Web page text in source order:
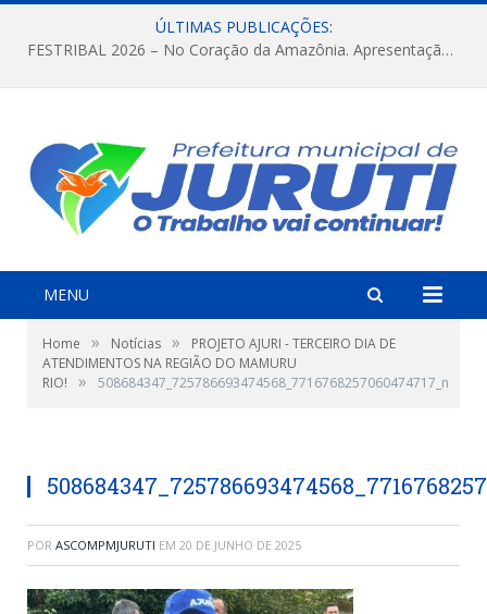
ÚLTIMAS PUBLICAÇÕES:
FESTRIBAL 2026 – No Coração da Amazônia. Apresentação da Munduruku.
MENU
Home » Notícias »
PROJETO AJURI - TERCEIRO DIA DE
ATENDIMENTOS NA REGIÃO DO MAMURU
RIO!
» 508684347_725786693474568_7716768257060474717_n
POR ASCOMPMJURUTI EM 20 DE JUNHO DE 2025